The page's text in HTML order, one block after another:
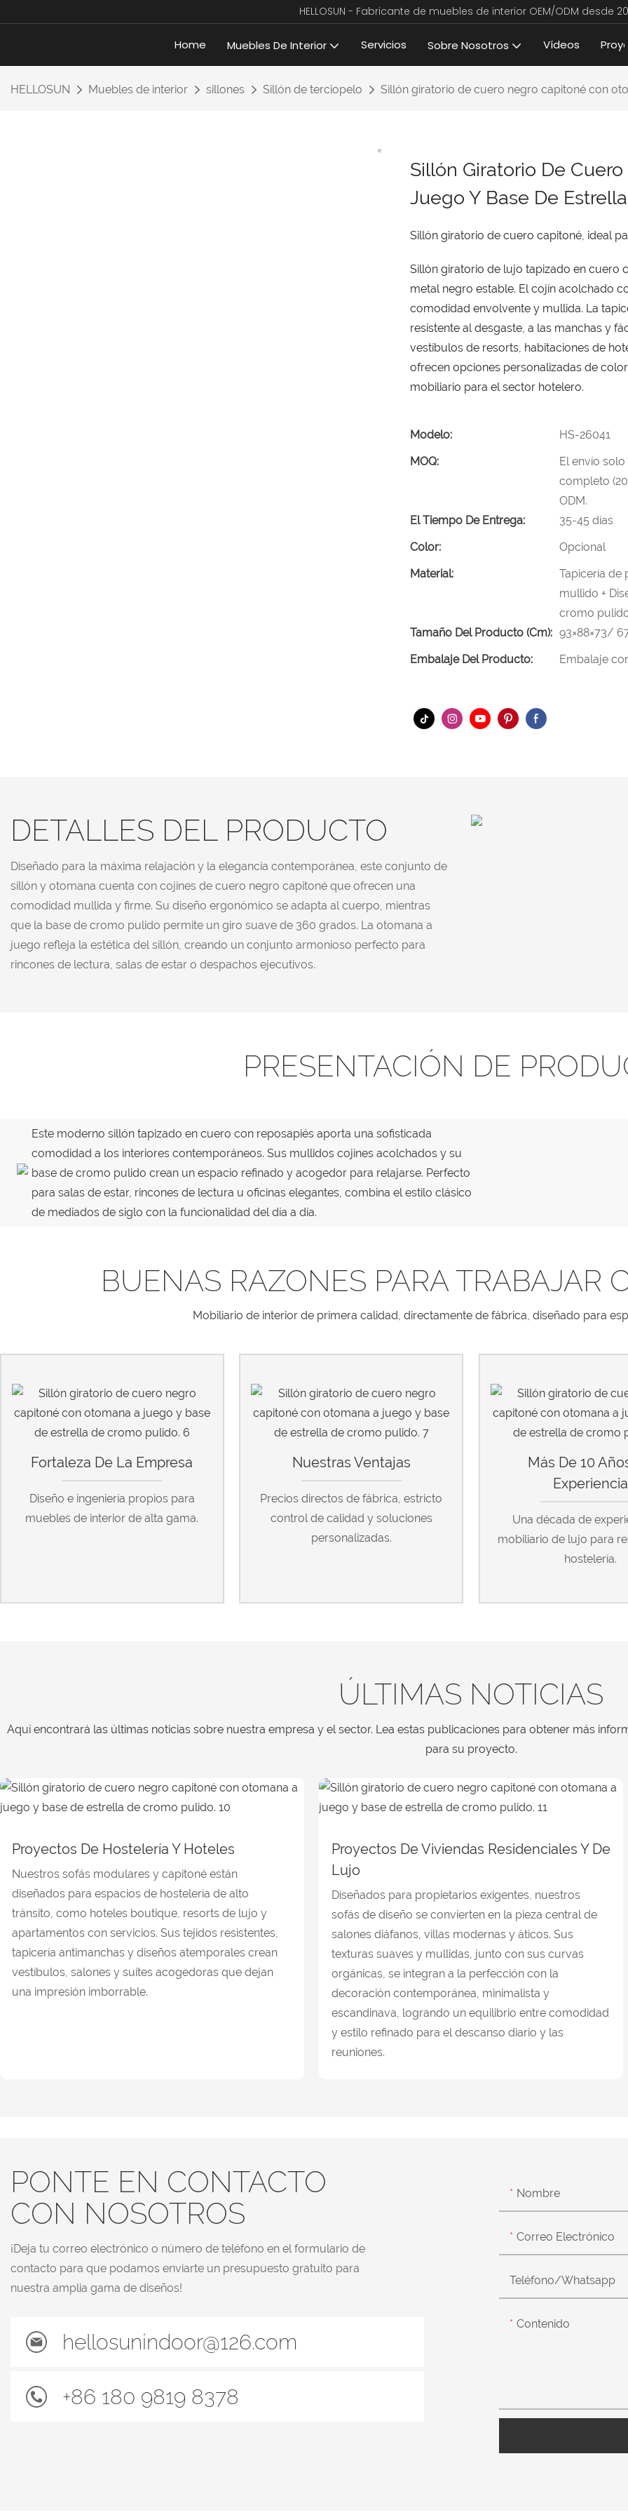
HELLOSUN - Fabricante de muebles de interior OEM/ODM desde
Home Muebles De Interior Servicios Sobre Nosotros Vídeos
HELLOSUN Muebles de interior sillones Sillón de terciopelo Sillón giratorio de cuero negro capitoné con
Sillón Giratorio De
Juego Y Base De
Sillón giratorio de cuero capitoné, ideal
Sillón giratorio de lujo tapizado en cuero
metal negro estable. El cojín acolchado
comodidad envolvente y mullida. La
resistente al desgaste, a las manchas y
vestíbulos de resorts, habitaciones de
ofrecen opciones personalizadas de
mobiliario para el sector hotelero.
Modelo:
HS-26041
MOQ:
El envío
completo
ODM.
El Tiempo De Entrega:
35-45 días
Color:
Opcional
Material:
Tapicería de
mullido +
cromo
Tamaño Del Producto (cm): 93×88×73/
Embalaje Del Producto:
Embalaje
DETALLES DEL PRODUCTO
Diseñado para la máxima relajación y la elegancia contemporánea, este conjunto de
sillón y otomana cuenta con cojines de cuero negro capitoné que ofrecen una
comodidad mullida y firme. Su diseño ergonómico se adapta al cuerpo, mientras
que la base de cromo pulido permite un giro suave de 360 ​​grados. La otomana a
juego refleja la estética del sillón, creando un conjunto armonioso perfecto para
rincones de lectura, salas de estar o despachos ejecutivos.
PRESENTACIÓN DE
Este moderno sillón tapizado en cuero con reposapiés aporta una sofisticada
comodidad a los interiores contemporáneos. Sus mullidos cojines acolchados y su
base de cromo pulido crean un espacio refinado y acogedor para relajarse. Perfecto
para salas de estar, rincones de lectura u oficinas elegantes, combina el estilo clásico
de mediados de siglo con la funcionalidad del día a día.
BUENAS RAZONES PARA TRABAJAR
Mobiliario de interior de primera calidad, directamente de fábrica, diseñado para
Fortaleza De La Empresa
Diseño e ingeniería propios para
muebles de interior de alta gama.
Nuestras Ventajas
Precios directos de fábrica, estricto
control de calidad y soluciones
personalizadas.
Más De 10
Experiencia
Una década de
mobiliario de lujo para
hostelería.
ÚLTIMAS NOTICIAS
Aquí encontrará las últimas noticias sobre nuestra empresa y el sector. Lea estas publicaciones para obtener más
para su proyecto.
Proyectos De Hostelería Y Hoteles
Nuestros sofás modulares y capitoné están
diseñados para espacios de hostelería de alto
tránsito, como hoteles boutique, resorts de lujo y
apartamentos con servicios. Sus tejidos resistentes,
tapicería antimanchas y diseños atemporales crean
vestíbulos, salones y suites acogedoras que dejan
una impresión imborrable.
Proyectos De Viviendas Residenciales Y De
Lujo
Diseñados para propietarios exigentes, nuestros
sofás de diseño se convierten en la pieza central de
salones diáfanos, villas modernas y áticos. Sus
texturas suaves y mullidas, junto con sus curvas
orgánicas, se integran a la perfección con la
decoración contemporánea, minimalista y
escandinava, logrando un equilibrio entre comodidad
y estilo refinado para el descanso diario y las
reuniones.
PONTE EN CONTACTO
CON NOSOTROS
¡Deja tu correo electrónico o número de teléfono en el formulario de
contacto para que podamos enviarte un presupuesto gratuito para
nuestra amplia gama de diseños!
hellosunindoor@126.com
+86 180 9819 8378
Nombre
Correo Electrónico
Teléfono/whatsapp
Contenido